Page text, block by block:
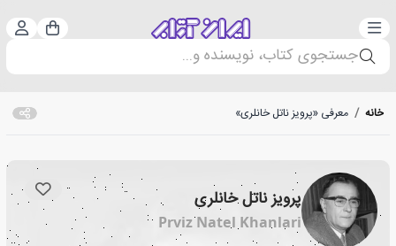
دسته‌بندی سبد
جستجوی کتاب، نویسنده و...
خانه / معرفی «پرویز ناتل خانلری»
پرویز ناتل خانلری
Prviz Natel Khanlari